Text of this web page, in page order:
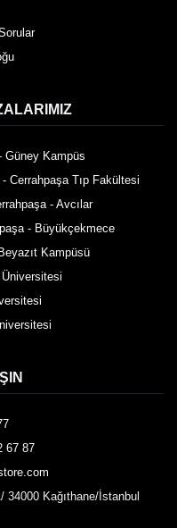
Güney Kampüs
Cerrahpaşa Tıp Fakültesi
- Avcılar
- Büyükçekmece
Kampüsü
67 87
Kağıthane/İstanbul